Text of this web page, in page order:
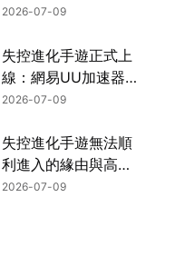
方案完整解析！
2026-07-09
失控進化手遊正式上
線：網易UU加速器
暢玩攻略！
2026-07-09
失控進化手遊無法順
利進入的緣由與高效
率解決辦法！
2026-07-09